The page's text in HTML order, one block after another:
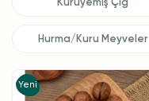
Hurma/Kuru Meyveler
Yeni